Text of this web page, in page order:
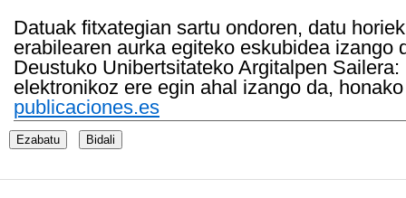
Datuak fitxategian sartu ondoren, datu
erabilearen aurka egiteko eskubidea
Deustuko Unibertsitateko Argitalpen
elektronikoz ere egin ahal izango da,
publicaciones.es
Ezabatu Bidali